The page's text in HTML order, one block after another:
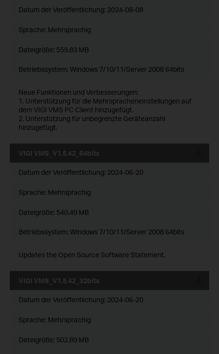
Datum der Veröffentlichung: 2024-08-08
Sprache: Mehrsprachig
Dateigröße: 559.83 MB
Betriebssystem: Windows 7/10/11/Server 2008 64bits
Neue Funktionen und Verbesserungen:
1. Unterstützung für die Mehrspracheneinstellungen auf
dem VIGI VMS PC Client hinzugefügt.
2. Unterstützung für unbegrenzte Geräteanzahl
hinzugefügt.
VIGI VMS_V1.5.42_64bits
Datum der Veröffentlichung: 2024-06-20
Sprache: Mehrsprachig
Dateigröße: 540.49 MB
Betriebssystem: Windows 7/10/11/Server 2008 64bits
Updates the Open Source Software Statement.
VIGI VMS_V1.5.42_32bits
Datum der Veröffentlichung: 2024-06-20
Sprache: Mehrsprachig
Dateigröße: 502.89 MB